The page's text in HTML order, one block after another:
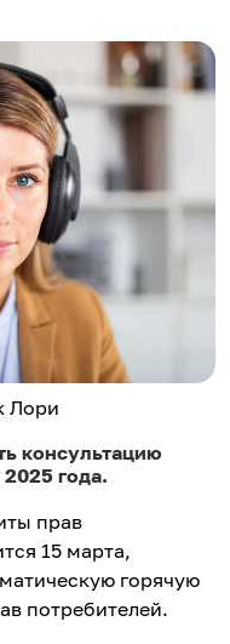
Лори
консультацию
года.
прав
15 марта,
горячую
потребителей.